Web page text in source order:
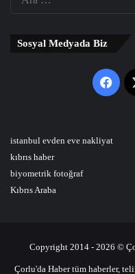
Sosyal Medyada Biz
istanbul evden eve nakliyat
kıbrıs haber
biyometrik fotoğraf
Kıbrıs Araba
Copyright 2014 - 2026 ©
Çorlu'da Haber tüm haberler,